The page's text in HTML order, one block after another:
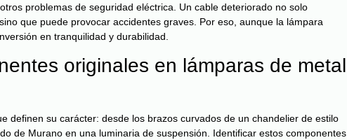
problemas de seguridad eléctrica. Un cable deteriorado no solo
que puede provocar accidentes graves. Por eso, aunque la lámpara
en tranquilidad y durabilidad.
originales en lámparas de metal
definen su carácter: desde los brazos curvados de un chandelier de estilo
de Murano en una luminaria de suspensión. Identificar estos componentes